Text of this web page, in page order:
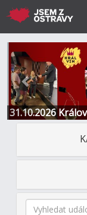
31.10.2026
Restaurace a
Předchozí